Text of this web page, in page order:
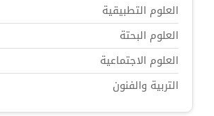
العلوم التطبيقية
العلوم البحتة
العلوم الاجتماعية
التربية والفنون